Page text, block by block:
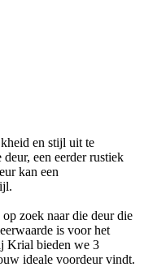
en stijl uit te
een eerder rustiek
kan een
zoek naar die deur die
is voor het
Krial bieden we 3
ideale voordeur vindt.